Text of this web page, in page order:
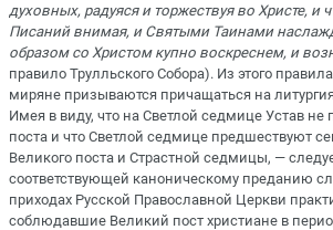
духовных, радуяся и торжествуя во Христе, и
Писаний внимая, и Святыми Таинами
образом со Христом купно воскреснем, и
правило Трулльского Собора). Из этого
миряне призываются причащаться на
Имея в виду, что на Светлой седмице Устав не
поста и что Светлой седмице предшествуют
Великого поста и Страстной седмицы, —
соответствующей каноническому преданию
приходах Русской Православной Церкви
соблюдавшие Великий пост христиане в